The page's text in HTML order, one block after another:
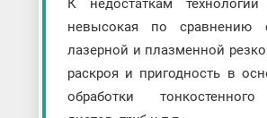
К недостаткам технологии
невысокая по
лазерной и плазменной
раскроя и пригодность в
обработки